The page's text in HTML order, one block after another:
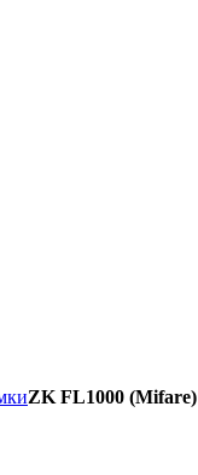
ZK FL1000 (Mifare)